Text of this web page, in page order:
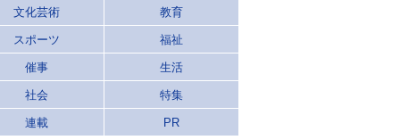
文化芸術 教育
スポーツ 福祉
催事 生活
社会 特集
連載 PR